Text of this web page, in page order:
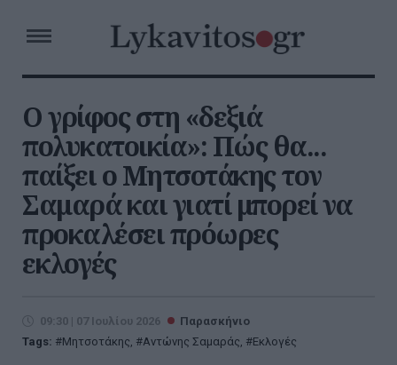
Ο γρίφος στη «δεξιά
πολυκατοικία»: Πώς θα...
παίξει ο Μητσοτάκης τον
Σαμαρά και γιατί μπορεί να
προκαλέσει πρόωρες
εκλογές
09:30 | 07 Ιουλίου 2026
Παρασκήνιο
Tags:
Μητσοτάκης, Αντώνης Σαμαράς, Εκλογές